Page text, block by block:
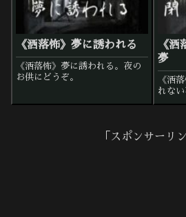
《洒落怖》夢に誘われる
《洒落怖》夢に誘われる。夜の
お供にどうぞ。
《
夢
《洒
れない
「スポンサーリ